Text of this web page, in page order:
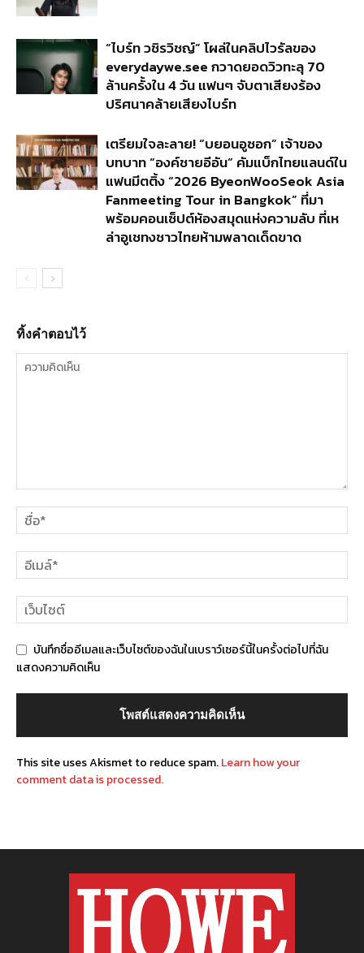
“ไบร์ท วชิรวิชญ์” โผล่ในคลิปไวรัลของ
everydaywe.see กวาดยอดวิวทะลุ 70
ล้านครั้งใน 4 วัน แฟนๆ จับตาเสียงร้อง
ปริศนาคล้ายเสียงไบร์ท
เตรียมใจละลาย! “บยอนอูซอก” เจ้าของ
บทบาท “องค์ชายอีอัน” คัมแบ็กไทยแลนด์ใน
แฟนมีตติ้ง “2026 ByeonWooSeok Asia
Fanmeeting Tour in Bangkok” ที่มา
พร้อมคอนเซ็ปต์ห้องสมุดแห่งความลับ ที่เห
ล่าอูเชทงชาวไทยห้ามพลาดเด็ดขาด
ทิ้งคำตอบไว้
บันทึกชื่ออีเมลและเว็บไซต์ของฉันในเบราว์เซอร์นี้ในครั้งต่อไปที่ฉัน
แสดงความคิดเห็น
This site uses Akismet to reduce spam.Learn how your
comment data is processed.